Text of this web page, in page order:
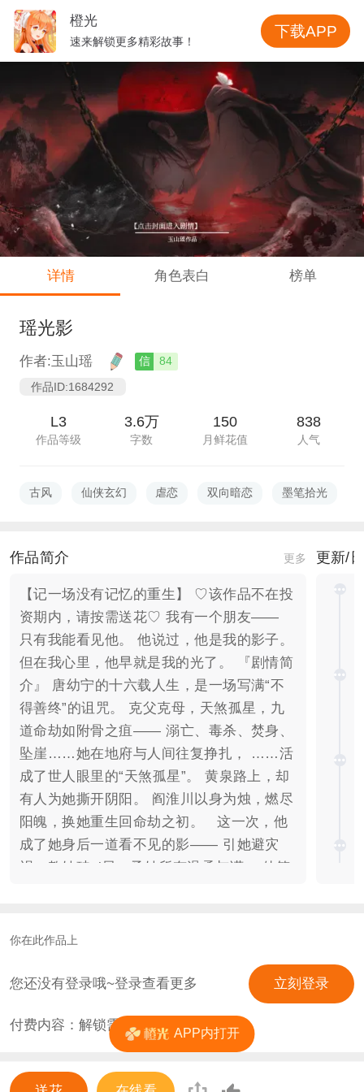
详情 角色表白 榜单
瑶光影
作者:玉山瑶 信
84
作品ID:1684292
L3
作品等级
3.6万
字数
150
月鲜花值
838
人气
古风 仙侠玄幻 虐恋 双向暗恋 墨笔拾光
作品简介 更多
【记一场没有记忆的重生】 ♡该作品不在投
资期内，请按需送花♡ 我有一个朋友——
只有我能看见他。 他说过，他是我的影子。
但在我心里，他早就是我的光了。 『剧情简
介』 唐幼宁的十六载人生，是一场写满“不
得善终”的诅咒。 克父克母，天煞孤星，九
道命劫如附骨之疽—— 溺亡、毒杀、焚身、
坠崖……她在地府与人间往复挣扎， ……活
成了世人眼里的“天煞孤星”。 黄泉路上，却
有人为她撕开阴阳。 阎淮川以身为烛，燃尽
阳魄，换她重生回命劫之初。 这一次，他
成了她身后一道看不见的影—— 引她避灾
祸，教她破si局，予她所有温柔与谎。 他笑
永夜无烬，以我残魂铸你人间黎明。 「瑶光
南』 1.本作为纯剧情向，自由度基本为零。
目前未更新至收费剧情，可先收藏养肥再试
看。 2.本作存在商城收费，连载中大礼包原
价为30花/90丸子，完结后随缘涨价。 3.预
计完结字数15-20w字，预计今年年底完结
更新/
你在此作品上
您还没有登录哦~登录查看更多 立刻登录
付费内容：解锁需 30 花
橙光
速来解锁更多精彩故事！
下载APP
APP内打开